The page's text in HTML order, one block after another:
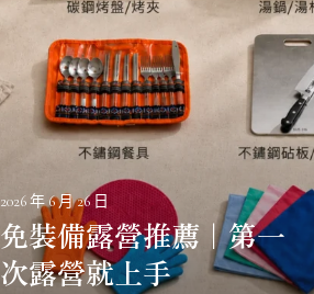
2026 年 6 月 26 日
免裝備露營推薦｜第一
次露營就上手